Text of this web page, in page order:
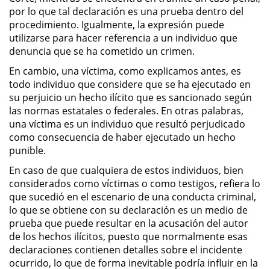
Secuestro
DUI
Audiencia Administrativa del
DMV
Cuarta Ofensa de DUI
Conducción Imprudente sin la
Presencia del Alcohol
DUI Causando Lesiones
DUI en Menores de Edad
por lo que tal declaración es una prueba dentro del
procedimiento. Igualmente, la expresión puede
utilizarse para hacer referencia a un individuo que
denuncia que se ha cometido un crimen.
En cambio, una víctima, como explicamos antes, es
todo individuo que considere que se ha ejecutado en
su perjuicio un hecho ilícito que es sancionado según
las normas estatales o federales. En otras palabras,
una víctima es un individuo que resultó perjudicado
como consecuencia de haber ejecutado un hecho
punible.
En caso de que cualquiera de estos individuos, bien
considerados como víctimas o como testigos, refiera lo
que sucedió en el escenario de una conducta criminal,
lo que se obtiene con su declaración es un medio de
prueba que puede resultar en la acusación del autor
de los hechos ilícitos, puesto que normalmente esas
declaraciones contienen detalles sobre el incidente
ocurrido, lo que de forma inevitable podría influir en la